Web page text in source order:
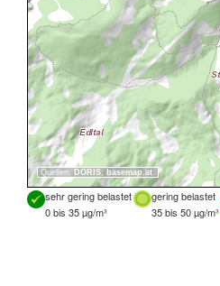
Quellen: DORIS, basemap.at
sehr gering belastet gering belastet
0 bis 35 µg/m³
35 bis 50 µg/m³